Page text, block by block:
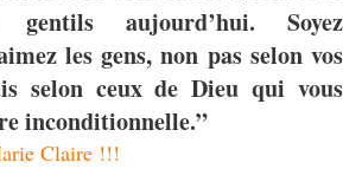
gentils aujourd’hui. Soyez
les gens, non pas selon vos
selon ceux de Dieu qui vous
inconditionnelle.”
Claire !!!